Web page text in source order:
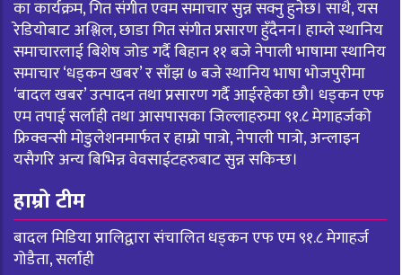
का कार्यक्रम, गित संगीत एवम समाचार सुन्न सक्नु हुनेछ। साथै, यस
रेडियोबाट अश्लिल, छाडा गित संगीत प्रसारण हुँदैनन। हाम्ले स्थानिय
समाचारलाई बिशेष जोड गर्दै बिहान ११ बजे नेपाली भाषामा स्थानिय
समाचार ‘धड्कन खबर’ र साँझ ७ बजे स्थानिय भाषा भोजपुरीमा
‘बादल खबर’ उत्पादन तथा प्रसारण गर्दै आईरहेका छौ। धड्कन एफ
एम तपाई सर्लाही तथा आसपासका जिल्लाहरुमा ९१.८ मेगाहर्जको
फ्रिक्वन्सी मोडुलेशनमार्फत र हाम्रो पात्रो, नेपाली पात्रो, अन्लाइन
यसैगरि अन्य बिभिन्न वेवसाईटहरुबाट सुन्न सकिन्छ।
हाम्रो टीम
बादल मिडिया प्रालिद्वारा संचालित धड्कन एफ एम ९१.८ मेगाहर्ज
गोडैता, सर्लाही